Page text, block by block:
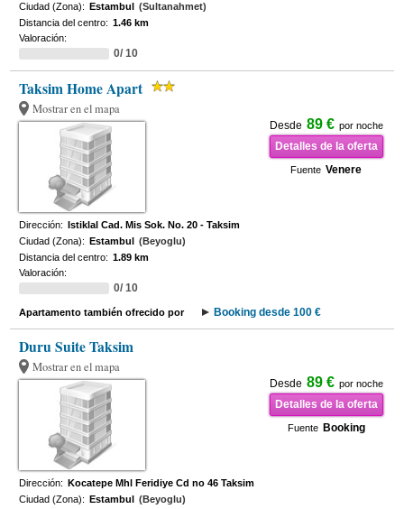
Ciudad (Zona): Estambul (Sultanahmet)
Distancia del centro: 1.46 km
Valoración:
0/ 10
Taksim Home Apart
Mostrar en el mapa
Desde 89 € por noche
Detalles de la oferta
Fuente Venere
Dirección: Istiklal Cad. Mis Sok. No. 20 - Taksim
Ciudad (Zona): Estambul (Beyoglu)
Distancia del centro: 1.89 km
Valoración:
0/ 10
Apartamento también ofrecido por Booking desde 100 €
Duru Suite Taksim
Mostrar en el mapa
Desde 89 € por noche
Detalles de la oferta
Fuente Booking
Dirección: Kocatepe Mhl Feridiye Cd no 46 Taksim
Ciudad (Zona): Estambul (Beyoglu)